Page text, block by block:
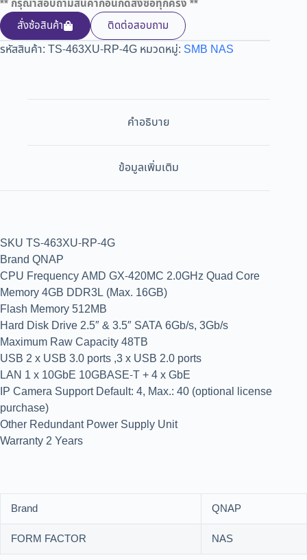
** กรุณาสอบถามสินค้าก่อนกดสั่งซื้อทุกครั้ง **
สั่งซ้อสินค้า
ติดต่อสอบถาม
รหัสสินค้า: TS-463XU-RP-4G หมวดหมู่: SMB NAS
คำอธิบาย
ข้อมูลเพิ่มเติม
SKU TS-463XU-RP-4G
Brand QNAP
CPU Frequency AMD GX-420MC 2.0GHz Quad Core
Memory 4GB DDR3L (Max. 16GB)
Flash Memory 512MB
Hard Disk Drive 2.5″ & 3.5″ SATA 6Gb/s, 3Gb/s
Maximum Raw Capacity 48TB
USB 2 x USB 3.0 ports ,3 x USB 2.0 ports
LAN 1 x 10GbE 10GBASE-T + 4 x GbE
IP Camera Support Default: 4, Max.: 40 (optional license
purchase)
Other Redundant Power Supply Unit
Warranty 2 Years
Brand
QNAP
FORM FACTOR
NAS